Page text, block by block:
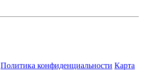
Политика конфиденциальности Карта